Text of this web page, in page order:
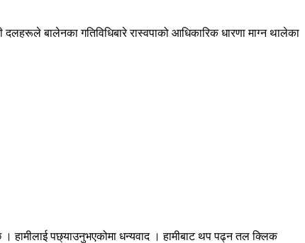
दलहरूले बालेनका गतिविधिबारे रास्वपाको आधिकारिक धारणा माग्न थालेका
। हामीलाई पछ्याउनुभएकोमा धन्यवाद । हामीबाट थप पढ्न तल क्लिक